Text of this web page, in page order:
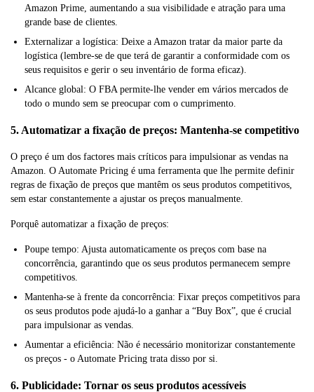
Amazon Prime, aumentando a sua visibilidade e atração para uma
grande base de clientes.
Externalizar a logística: Deixe a Amazon tratar da maior parte da
logística (lembre-se de que terá de garantir a conformidade com os
seus requisitos e gerir o seu inventário de forma eficaz).
Alcance global: O FBA permite-lhe vender em vários mercados de
todo o mundo sem se preocupar com o cumprimento.
5. Automatizar a fixação de preços: Mantenha-se competitivo
O preço é um dos factores mais críticos para impulsionar as vendas na
Amazon. O Automate Pricing é uma ferramenta que lhe permite definir
regras de fixação de preços que mantêm os seus produtos competitivos,
sem estar constantemente a ajustar os preços manualmente.
Porquê automatizar a fixação de preços:
Poupe tempo: Ajusta automaticamente os preços com base na
concorrência, garantindo que os seus produtos permanecem sempre
competitivos.
Mantenha-se à frente da concorrência: Fixar preços competitivos para
os seus produtos pode ajudá-lo a ganhar a “Buy Box”, que é crucial
para impulsionar as vendas.
Aumentar a eficiência: Não é necessário monitorizar constantemente
os preços - o Automate Pricing trata disso por si.
6. Publicidade: Tornar os seus produtos acessíveis